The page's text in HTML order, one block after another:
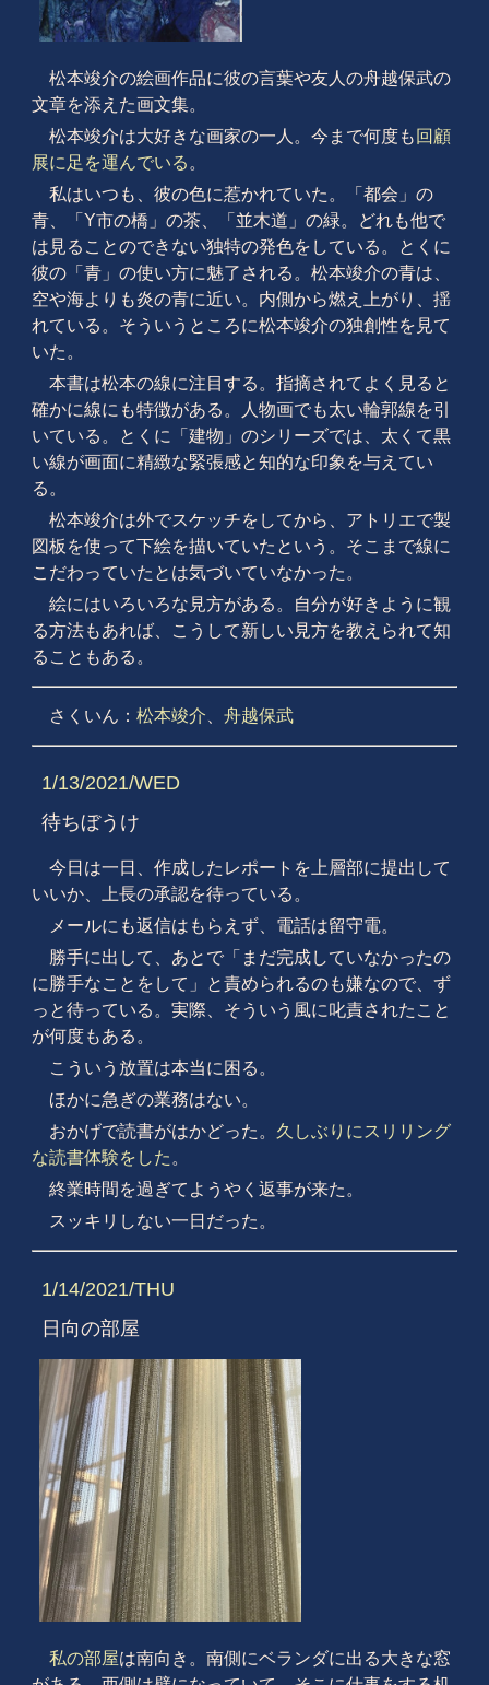
松本竣介の絵画作品に彼の言葉や友人の舟越保武の
文章を添えた画文集。
松本竣介は大好きな画家の一人。今まで何度も 回顧
展に足を運んでいる 。
私はいつも、彼の色に惹かれていた。「都会」の
青、「Y市の橋」の茶、「並木道」の緑。どれも他で
は見ることのできない独特の発色をしている。とくに
彼の「青」の使い方に魅了される。松本竣介の青は、
空や海よりも炎の青に近い。内側から燃え上がり、揺
れている。そういうところに松本竣介の独創性を見て
いた。
本書は松本の線に注目する。指摘されてよく見ると
確かに線にも特徴がある。人物画でも太い輪郭線を引
いている。とくに「建物」のシリーズでは、太くて黒
い線が画面に精緻な緊張感と知的な印象を与えてい
る。
松本竣介は外でスケッチをしてから、アトリエで製
図板を使って下絵を描いていたという。そこまで線に
こだわっていたとは気づいていなかった。
絵にはいろいろな見方がある。自分が好きように観
る方法もあれば、こうして新しい見方を教えられて知
ることもある。
さくいん： 松本竣介 舟越保武
1/13/2021/WED
待ちぼうけ
今日は一日、作成したレポートを上層部に提出して
いいか、上長の承認を待っている。
メールにも返信はもらえず、電話は留守電。
勝手に出して、あとで「まだ完成していなかったの
に勝手なことをして」と責められるのも嫌なので、ず
っと待っている。実際、そういう風に叱責されたこと
が何度もある。
こういう放置は本当に困る。
ほかに急ぎの業務はない。
おかげで読書がはかどった。 久しぶりにスリリング
な読書体験をした 。
終業時間を過ぎてようやく返事が来た。
スッキリしない一日だった。
1/14/2021/THU
日向の部屋
私の部屋は南向き。南側にベランダに出る大きな窓